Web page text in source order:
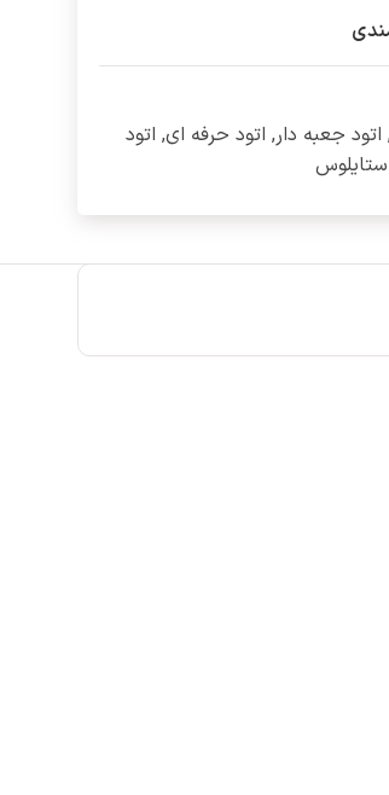
اتود جعبه دار, اتود حرفه ای, اتود